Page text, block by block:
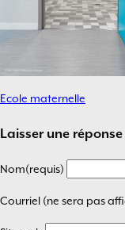
Navigation
de
l’article
Ecole maternelle
Laisser une réponse
Nom(requis)
Courriel (ne sera pas